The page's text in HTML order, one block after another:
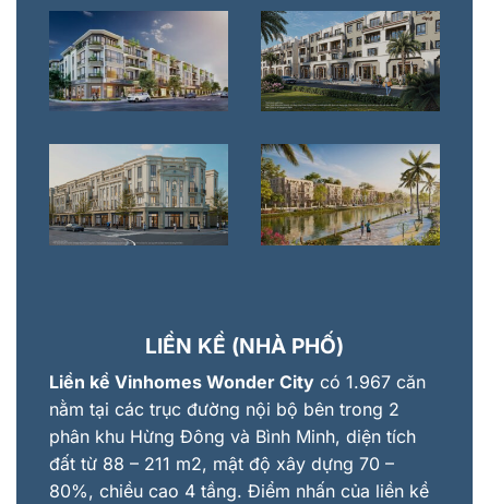
LIỀN KỀ (NHÀ PHỐ)
Liền kề Vinhomes Wonder City có 1.967 căn
nằm tại các trục đường nội bộ bên trong 2
phân khu Hừng Đông và Bình Minh, diện tích
đất từ 88 – 211 m2, mật độ xây dựng 70 –
80%, chiều cao 4 tầng. Điểm nhấn của liền kề